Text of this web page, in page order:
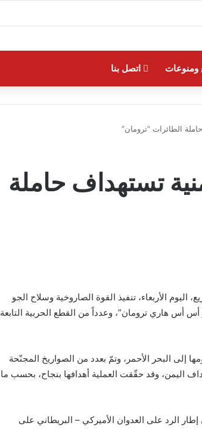
ومنوعات اتصل بنا
اليمنية تستهداف حاملة
الأربعاء، تنفيذ القوة الصاروخية وسلاح الجو
أس هاري ترومان”، وعدداً من القطع الحربية التابعة
البحر الأحمر، وتمّ بعدد من الصواريخ المجنّحة
اليمن، وقد حقّقت العملية أهدافها بنجاح، بحسب ما
الرد على العدوان الأميركي – البريطاني على